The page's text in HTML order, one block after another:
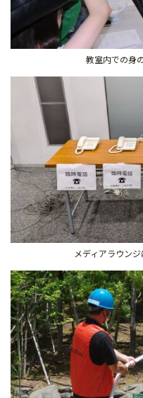
教室内での身
メディアラウン